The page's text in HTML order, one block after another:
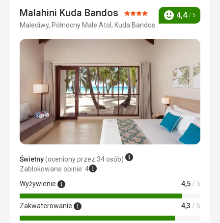
Malahini Kuda Bandos Ocena:
4/5
Malediwy, Północny Male Atol, Kuda Bandos
Ocena
4,4/ 5
Świetny(oceniony przez 34 osób)
Zablokowane opinie: 4
Wyżywienie
4,5 / 5
Zakwaterowanie 4,3 / 5